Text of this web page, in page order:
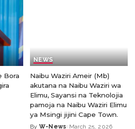
Bora
NEWS
Naibu Waziri Ameir (Mb)
akutana na Naibu Waziri wa
Elimu, Sayansi na Teknolojia
pamoja na Naibu Waziri Elimu
ya Msingi jijini Cape Town.
By W-News March 25, 2026